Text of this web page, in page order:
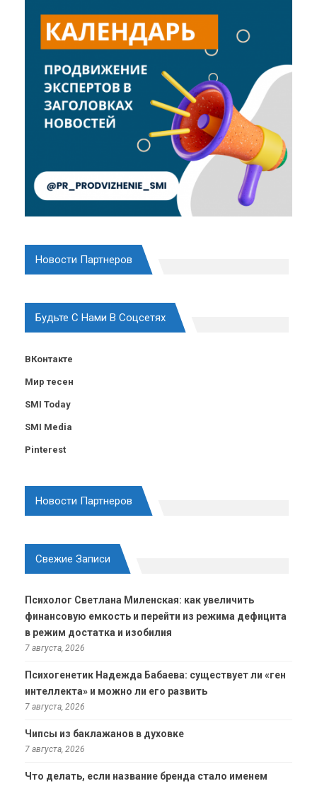
Новости Партнеров
Будьте С Нами В Соцсетях
ВКонтакте
Мир тесен
SMI Today
SMI Media
Pinterest
Новости Партнеров
Свежие Записи
Психолог Светлана Миленская: как увеличить
финансовую емкость и перейти из режима дефицита
в режим достатка и изобилия
7 августа, 2026
Психогенетик Надежда Бабаева: существует ли «ген
интеллекта» и можно ли его развить
7 августа, 2026
Чипсы из баклажанов в духовке
7 августа, 2026
Что делать, если название бренда стало именем